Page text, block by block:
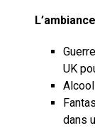
UK
dans